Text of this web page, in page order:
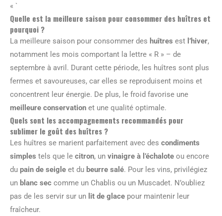
« `
Quelle est la meilleure saison pour consommer des huîtres et
pourquoi ?
La meilleure saison pour consommer des huîtres est l’hiver,
notamment les mois comportant la lettre « R » – de
septembre à avril. Durant cette période, les huîtres sont plus
fermes et savoureuses, car elles se reproduisent moins et
concentrent leur énergie. De plus, le froid favorise une
meilleure conservation et une qualité optimale.
Quels sont les accompagnements recommandés pour
sublimer le goût des huîtres ?
Les huîtres se marient parfaitement avec des condiments
simples tels que le citron, un vinaigre à l’échalote ou encore
du pain de seigle et du beurre salé. Pour les vins, privilégiez
un blanc sec comme un Chablis ou un Muscadet. N’oubliez
pas de les servir sur un lit de glace pour maintenir leur
fraîcheur.